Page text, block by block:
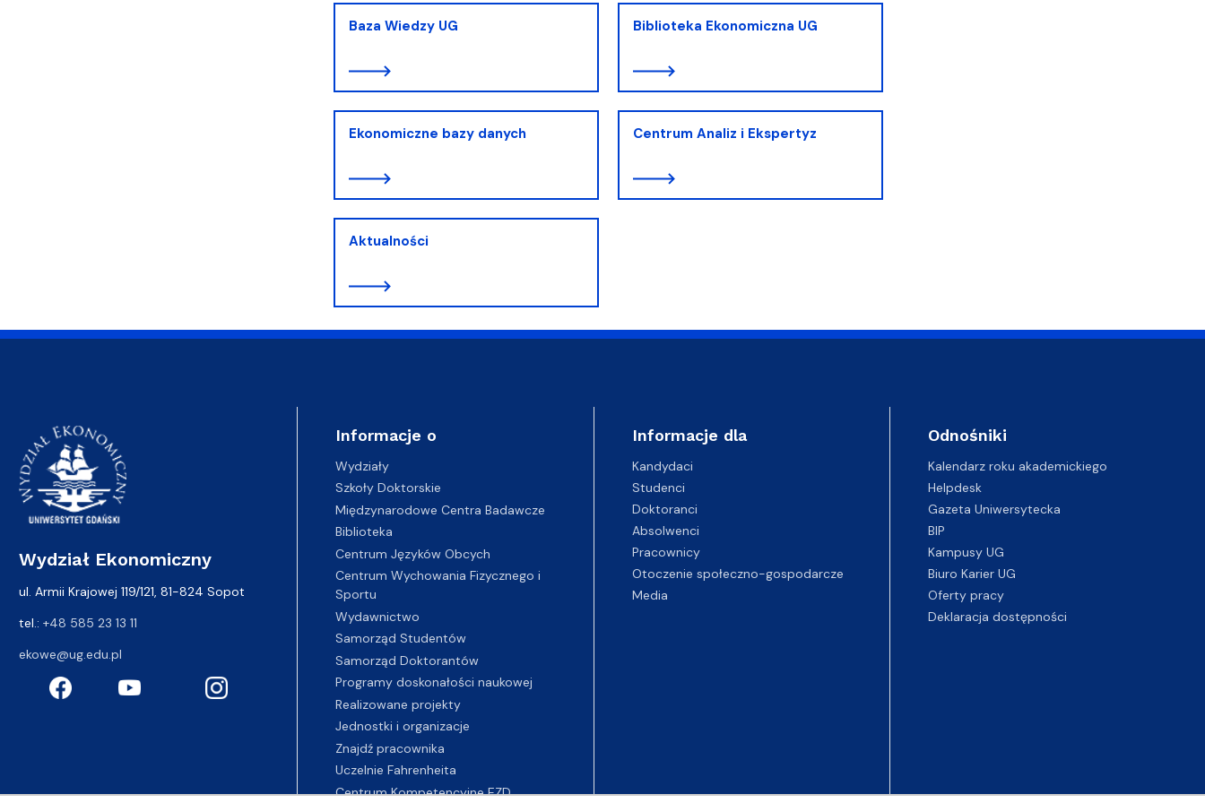
Baza Wiedzy UG Biblioteka Ekonomiczna UG
Ekonomiczne bazy danych Centrum Analiz i Ekspertyz
Aktualności
Wydział Ekonomiczny
ul. Armii Krajowej 119/121, 81-824 Sopot
tel.: +48 585 23 13 11
ekowe@ug.edu.pl
Informacje o
Wydziały
Szkoły Doktorskie
Międzynarodowe Centra Badawcze
Biblioteka
Centrum Języków Obcych
Centrum Wychowania Fizycznego i
Sportu
Wydawnictwo
Samorząd Studentów
Samorząd Doktorantów
Programy doskonałości naukowej
Realizowane projekty
Jednostki i organizacje
Znajdź pracownika
Uczelnie Fahrenheita
Centrum Kompetencyjne EZD
Informacje dla
Kandydaci
Studenci
Doktoranci
Absolwenci
Pracownicy
Otoczenie społeczno-gospodarcze
Media
Odnośniki
Kalendarz roku akademickiego
Helpdesk
Gazeta Uniwersytecka
BIP
Kampusy UG
Biuro Karier UG
Oferty pracy
Deklaracja dostępności